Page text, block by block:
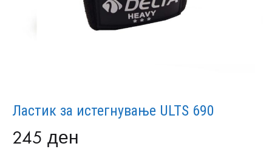
Ластик за истегнување ULTS 690
245 ден